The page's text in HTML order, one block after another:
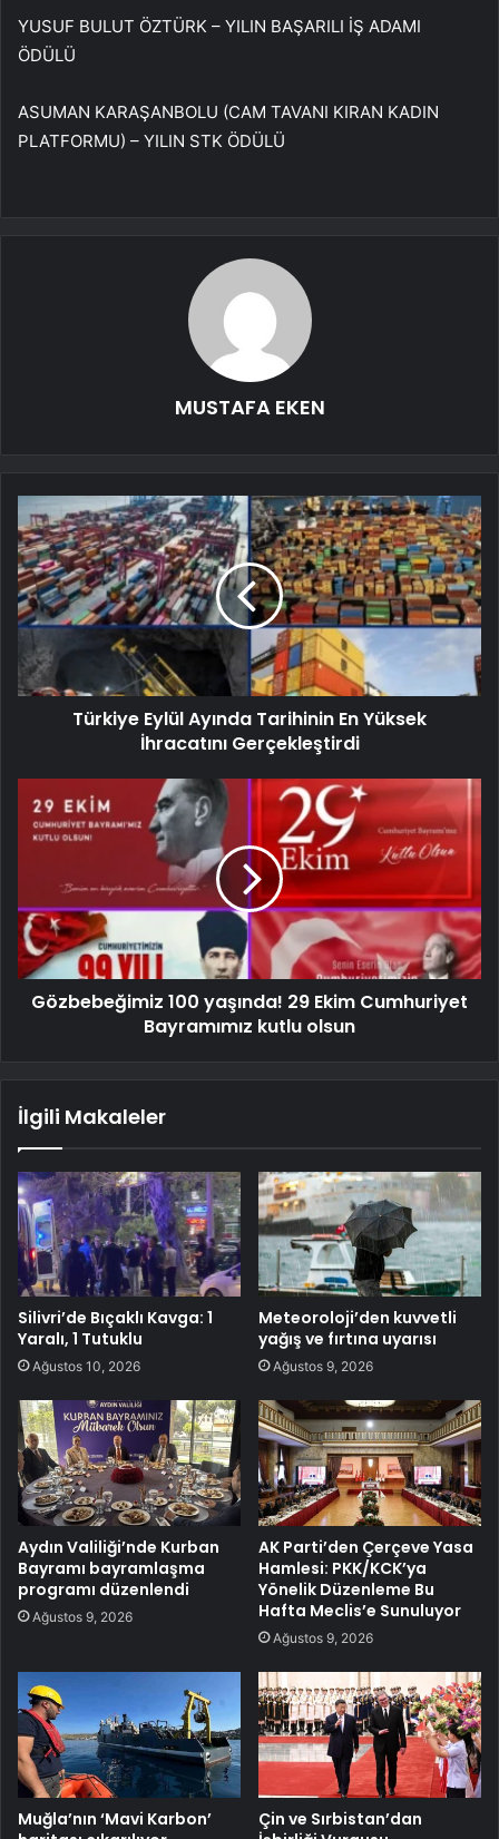
YUSUF BULUT ÖZTÜRK – YILIN BAŞARILI İŞ ADAMI
ÖDÜLÜ
ASUMAN KARAŞANBOLU (CAM TAVANI KIRAN KADIN
PLATFORMU) – YILIN STK ÖDÜLÜ
MUSTAFA EKEN
Türkiye Eylül Ayında Tarihinin En Yüksek
İhracatını Gerçekleştirdi
Gözbebeğimiz 100 yaşında! 29 Ekim Cumhuriyet
Bayramımız kutlu olsun
İlgili Makaleler
Silivri’de Bıçaklı Kavga: 1
Yaralı, 1 Tutuklu
Ağustos 10, 2026
Meteoroloji’den kuvvetli
yağış ve fırtına uyarısı
Ağustos 9, 2026
Aydın Valiliği’nde Kurban
Bayramı bayramlaşma
programı düzenlendi
Ağustos 9, 2026
AK Parti’den Çerçeve Yasa
Hamlesi: PKK/KCK’ya
Yönelik Düzenleme Bu
Hafta Meclis’e Sunuluyor
Ağustos 9, 2026
Muğla’nın ‘Mavi Karbon’
Çin ve Sırbistan’dan